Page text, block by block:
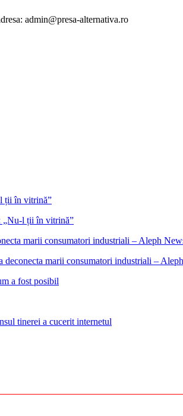
admin@presa-alternativa.ro
„Nu-l ții în vitrină”
deconecta marii consumatori industriali –
a fost posibil
tinerei a cucerit internetul